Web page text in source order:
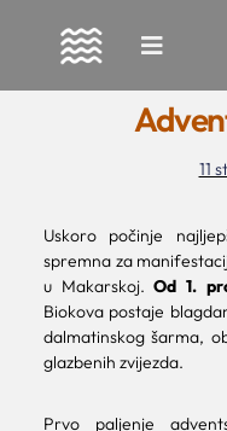
to
11
Uskoro počinje
spremna za
u Makarskoj.Od 1.
Biokova postaje
dalmatinskog šarma,
glazbenih zvijezda.
Prvo paljenje